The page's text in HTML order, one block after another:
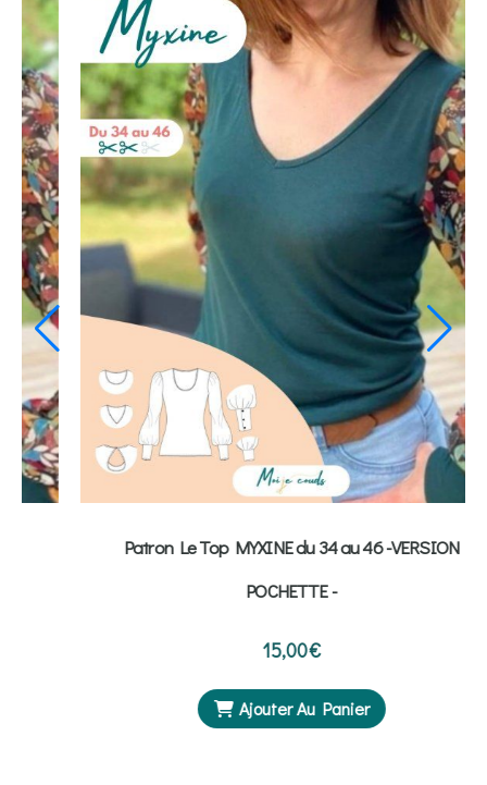
Patron Le Top MYXINE du 34 au 46 -VERSION
POCHETTE -
€
Ajouter Au Panier